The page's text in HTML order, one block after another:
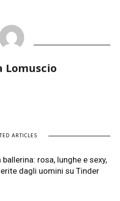
Lomuscio
ARTICLES
ballerina: rosa, lunghe e sexy,
dagli uomini su Tinder